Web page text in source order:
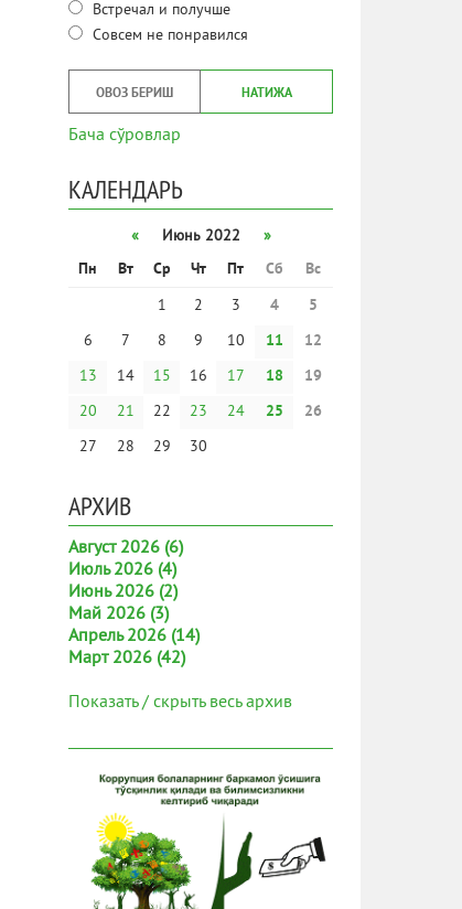
Встречал и получше
Совсем не понравился
ОВОЗ БЕРИШ НАТИЖА
Бача сўровлар
КАЛЕНДАРЬ
« Июнь 2022
»
Пн
Вт Ср Чт Пт Сб
Вс
1
2 3 4
5
6
7 8 9 10 11
12
13
14 15 16 17 18
19
20
21 22 23 24 25
26
27
28 29 30
АРХИВ
Август 2026 (6)
Июль 2026 (4)
Июнь 2026 (2)
Май 2026 (3)
Апрель 2026 (14)
Март 2026 (42)
Показать / скрыть весь архив